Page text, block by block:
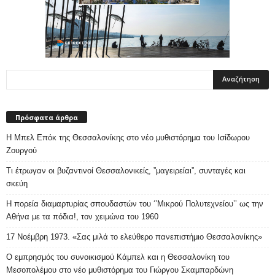
Πρόσφατα άρθρα
Η Μπελ Επόκ της Θεσσαλονίκης στο νέο μυθιστόρημα του Ισίδωρου
Ζουργού
Τι έτρωγαν οι βυζαντινοί Θεσσαλονικείς, ”μαγειρείαι”, συνταγές και
σκεύη
Η πορεία διαμαρτυρίας σπουδαστών του ‘’Μικρού Πολυτεχνείου’’ ως την
Αθήνα με τα πόδια!, τον χειμώνα του 1960
17 Νοέμβρη 1973. «Σας μιλά το ελεύθερο πανεπιστήμιο Θεσσαλονίκης»
Ο εμπρησμός του συνοικισμού Κάμπελ και η Θεσσαλονίκη του
Μεσοπολέμου στο νέο μυθιστόρημα του Γιώργου Σκαμπαρδώνη